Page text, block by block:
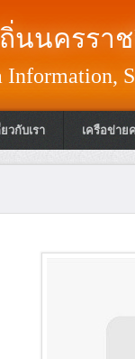
นนครรา
Information,
ยวกับเรา เครือข่าย